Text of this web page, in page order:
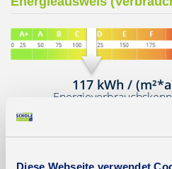
Diese Webseite verwendet
117 kWh /